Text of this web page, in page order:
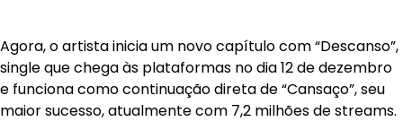
Agora, o artista inicia um novo capítulo com “Descanso”,
single que chega às plataformas no dia 12 de dezembro
e funciona como continuação direta de “Cansaço”, seu
maior sucesso, atualmente com 7,2 milhões de streams.